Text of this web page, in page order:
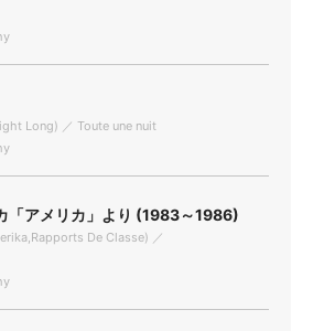
Long) ／ Toute une nuit
「アメリカ」より (1983～1986)
De Classe) ／